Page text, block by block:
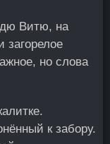
Витю, на
загорелое
но слова
к забору.